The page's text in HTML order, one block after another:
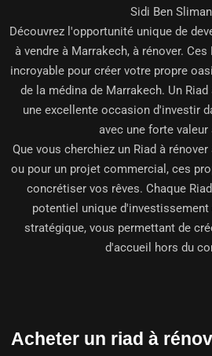
Sidi Ben
Découvrez l'opportunité unique de
à vendre à Marrakech, à rénover. Ces
incroyable pour créer votre propre
de la médina de Marrakech. Un
une excellente occasion d'investir
avec une forte valeur
Que vous cherchiez un Riad à
ou pour un projet commercial, ces
concrétiser vos rêves. Chaque
potentiel unique
stratégique, vous permettant de
d'accueil hors du
Acheter un riad à